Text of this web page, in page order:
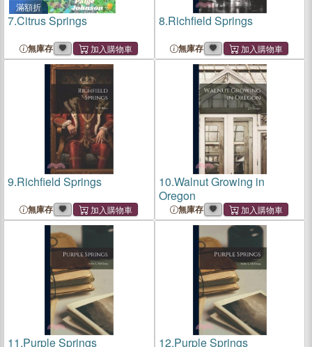
滿額折
7.Citrus Springs
無庫存
8.Richfield Springs
無庫存
9.Richfield Springs
無庫存
10.Walnut Growing in
Oregon
無庫存
11.Purple Springs 12.Purple Springs